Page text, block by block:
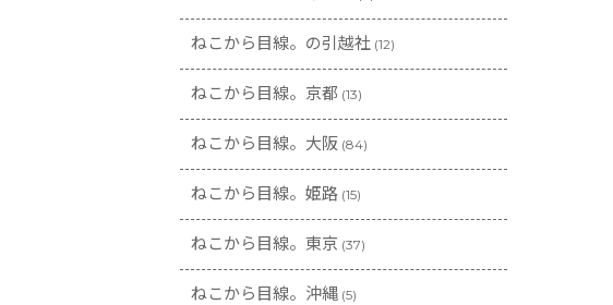
ねこから目線。の引越社 (12)
ねこから目線。京都 (13)
ねこから目線。大阪 (84)
ねこから目線。姫路 (15)
ねこから目線。東京 (37)
ねこから目線。沖縄 (5)